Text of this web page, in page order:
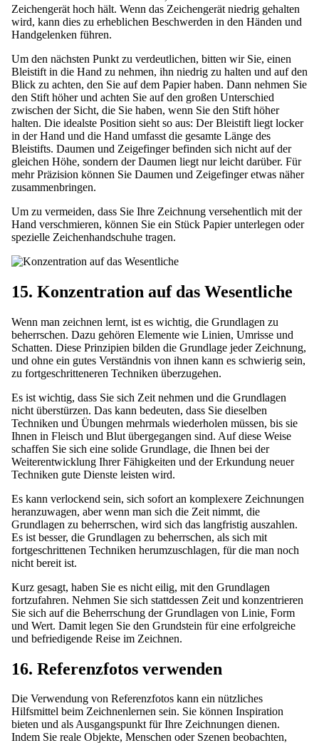
Zeichengerät hoch hält. Wenn das Zeichengerät niedrig gehalten
wird, kann dies zu erheblichen Beschwerden in den Händen und
Handgelenken führen.
Um den nächsten Punkt zu verdeutlichen, bitten wir Sie, einen
Bleistift in die Hand zu nehmen, ihn niedrig zu halten und auf den
Blick zu achten, den Sie auf dem Papier haben. Dann nehmen Sie
den Stift höher und achten Sie auf den großen Unterschied
zwischen der Sicht, die Sie haben, wenn Sie den Stift höher
halten. Die idealste Position sieht so aus: Der Bleistift liegt locker
in der Hand und die Hand umfasst die gesamte Länge des
Bleistifts. Daumen und Zeigefinger befinden sich nicht auf der
gleichen Höhe, sondern der Daumen liegt nur leicht darüber. Für
mehr Präzision können Sie Daumen und Zeigefinger etwas näher
zusammenbringen.
Um zu vermeiden, dass Sie Ihre Zeichnung versehentlich mit der
Hand verschmieren, können Sie ein Stück Papier unterlegen oder
spezielle Zeichenhandschuhe tragen.
15. Konzentration auf das Wesentliche
Wenn man zeichnen lernt, ist es wichtig, die Grundlagen zu
beherrschen. Dazu gehören Elemente wie Linien, Umrisse und
Schatten. Diese Prinzipien bilden die Grundlage jeder Zeichnung,
und ohne ein gutes Verständnis von ihnen kann es schwierig sein,
zu fortgeschritteneren Techniken überzugehen.
Es ist wichtig, dass Sie sich Zeit nehmen und die Grundlagen
nicht überstürzen. Das kann bedeuten, dass Sie dieselben
Techniken und Übungen mehrmals wiederholen müssen, bis sie
Ihnen in Fleisch und Blut übergegangen sind. Auf diese Weise
schaffen Sie sich eine solide Grundlage, die Ihnen bei der
Weiterentwicklung Ihrer Fähigkeiten und der Erkundung neuer
Techniken gute Dienste leisten wird.
Es kann verlockend sein, sich sofort an komplexere Zeichnungen
heranzuwagen, aber wenn man sich die Zeit nimmt, die
Grundlagen zu beherrschen, wird sich das langfristig auszahlen.
Es ist besser, die Grundlagen zu beherrschen, als sich mit
fortgeschrittenen Techniken herumzuschlagen, für die man noch
nicht bereit ist.
Kurz gesagt, haben Sie es nicht eilig, mit den Grundlagen
fortzufahren. Nehmen Sie sich stattdessen Zeit und konzentrieren
Sie sich auf die Beherrschung der Grundlagen von Linie, Form
und Wert. Damit legen Sie den Grundstein für eine erfolgreiche
und befriedigende Reise im Zeichnen.
16. Referenzfotos verwenden
Die Verwendung von Referenzfotos kann ein nützliches
Hilfsmittel beim Zeichnenlernen sein. Sie können Inspiration
bieten und als Ausgangspunkt für Ihre Zeichnungen dienen.
Indem Sie reale Objekte, Menschen oder Szenen beobachten,